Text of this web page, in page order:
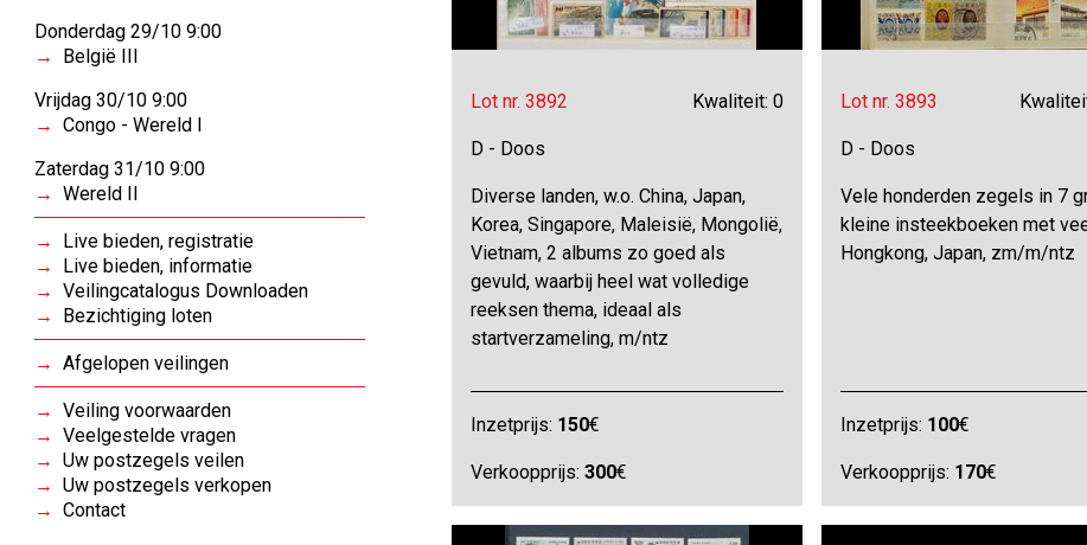
Donderdag 29/10 9:00
België III
Vrijdag 30/10 9:00
Congo - Wereld I
Zaterdag 31/10 9:00
Wereld II
Live bieden, registratie
Live bieden, informatie
Veilingcatalogus Downloaden
Bezichtiging loten
Afgelopen veilingen
Veiling voorwaarden
Veelgestelde vragen
Uw postzegels veilen
Uw postzegels verkopen
Contact
Lot nr. 3892 Kwaliteit: 0
D - Doos
Diverse landen, w.o. China, Japan,
Korea, Singapore, Maleisië, Mongolië,
Vietnam, 2 albums zo goed als
gevuld, waarbij heel wat volledige
reeksen thema, ideaal als
startverzameling, m/ntz
Inzetprijs: 150€
Verkoopprijs:300€
Lot nr. 3893
D - Doos
Vele honderden zegels in 7
kleine insteekboeken met
Hongkong, Japan, zm/m/ntz
Inzetprijs: 100€
Verkoopprijs: 170€